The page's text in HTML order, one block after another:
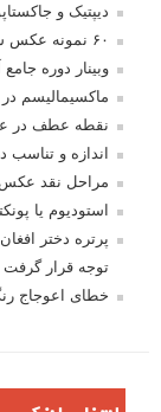
دیپتیک و
۶۰ نمونه عکس سبک ماکسیمالیسم
وبینار دوره
ماکسیمالیسم
نقطه عطف در
اندازه و
مراحل نقد
استودیوم یا
پرتره دختر
توجه قرار گرفت
خطای اعوجاج